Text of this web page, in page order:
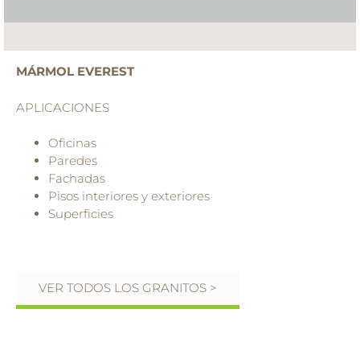
MÁRMOL EVEREST
APLICACIONES
Oficinas
Paredes
Fachadas
Pisos interiores y exteriores
Superficies
VER TODOS LOS GRANITOS >